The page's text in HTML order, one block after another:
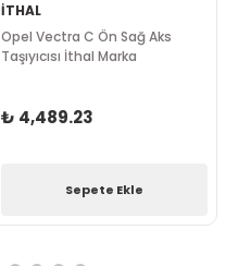
İTHAL
Opel Vectra C Ön Sağ Aks
Taşıyıcısı İthal Marka
₺ 4,489.23
Sepete Ekle